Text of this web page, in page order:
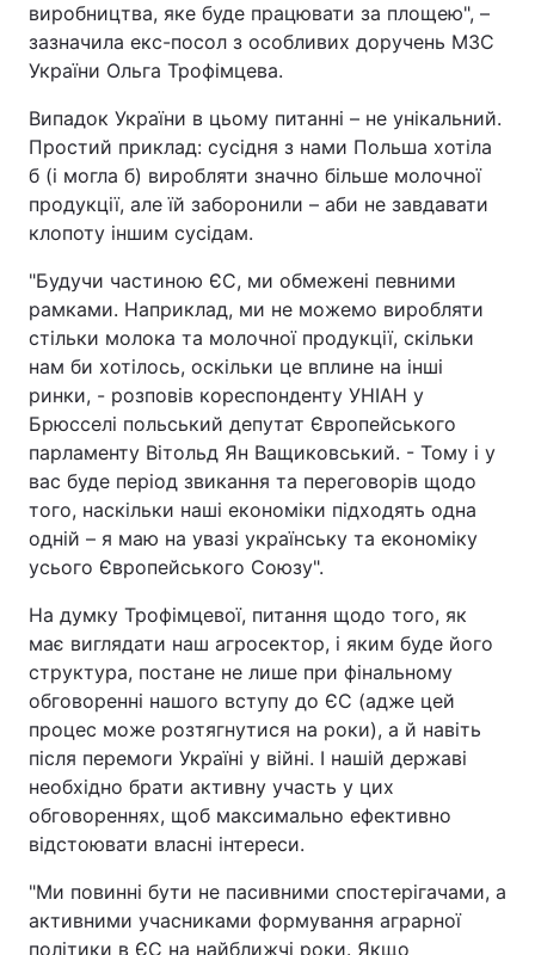
виробництва, яке буде працювати за площею", –
зазначила екс-посол з особливих доручень МЗС
України Ольга Трофімцева.
Випадок України в цьому питанні – не унікальний.
Простий приклад: сусідня з нами Польша хотіла
б (і могла б) виробляти значно більше молочної
продукції, але їй заборонили – аби не завдавати
клопоту іншим сусідам.
"Будучи частиною ЄС, ми обмежені певними
рамками. Наприклад, ми не можемо виробляти
стільки молока та молочної продукції, скільки
нам би хотілось, оскільки це вплине на інші
ринки, - розповів кореспонденту УНІАН у
Брюсселі польський депутат Європейського
парламенту Вітольд Ян Ващиковський. - Тому і у
вас буде період звикання та переговорів щодо
того, наскільки наші економіки підходять одна
одній – я маю на увазі українську та економіку
усього Європейського Союзу".
На думку Трофімцевої, питання щодо того, як
має виглядати наш агросектор, і яким буде його
структура, постане не лише при фінальному
обговоренні нашого вступу до ЄС (адже цей
процес може розтягнутися на роки), а й навіть
після перемоги Україні у війні. І нашій державі
необхідно брати активну участь у цих
обговореннях, щоб максимально ефективно
відстоювати власні інтереси.
"Ми повинні бути не пасивними спостерігачами, а
активними учасниками формування аграрної
політики в ЄС на найближчі роки. Якщо